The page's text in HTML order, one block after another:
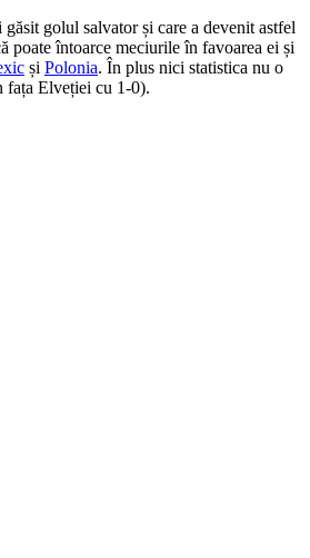
golul salvator și care a devenit astfel
întoarce meciurile în favoarea ei și
și Polonia. În plus nici statistica nu o
fața Elveției cu 1-0).